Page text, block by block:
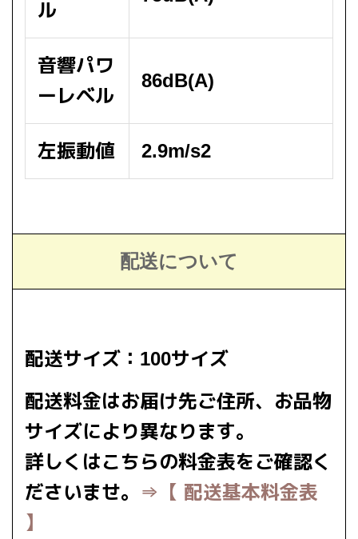
ル
音響パワ
ーレベル
86dB(A)
左振動値 2.9m/s2
配送について
配送サイズ：100サイズ
配送料金はお届け先ご住所、お品物
サイズにより異なります。
詳しくはこちらの料金表をご確認く
ださいませ。
⇒【 配送基本料金表
】